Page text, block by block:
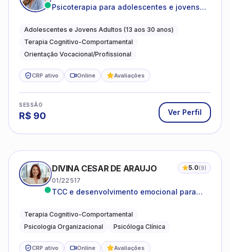
Psicoterapia para adolescentes e jovens
autoestima, relações e orientação
profissional
Adolescentes e Jovens Adultos (13 aos 30 anos)
Terapia Cognitivo-Comportamental
Orientação Vocacional/Profissional
CRP ativo Online Avaliações
SESSÃO
R$ 90 Ver Perfil
DIVINA CESAR DE ARAUJO 5.0(9)
01/22517
TCC e desenvolvimento emocional para
Terapia Cognitivo-Comportamental
Psicologia Organizacional
Psicóloga Clínica
CRP ativo Online Avaliações